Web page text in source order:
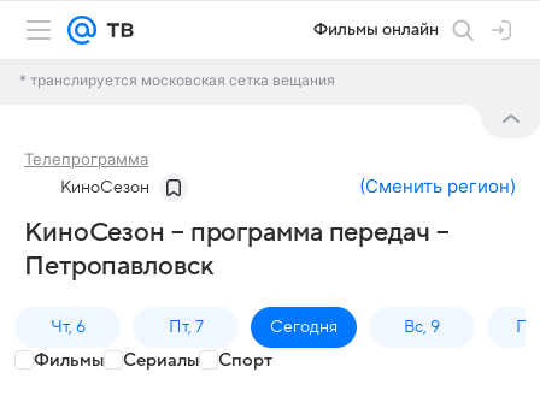
Фильмы онлайн
* транслируется московская сетка вещания
Телепрограмма
КиноСезон (Сменить регион)
КиноСезон – программа передач –
Петропавловск
Чт, 6 Пт, 7 Сегодня Вс, 9
Фильмы Сериалы Спорт